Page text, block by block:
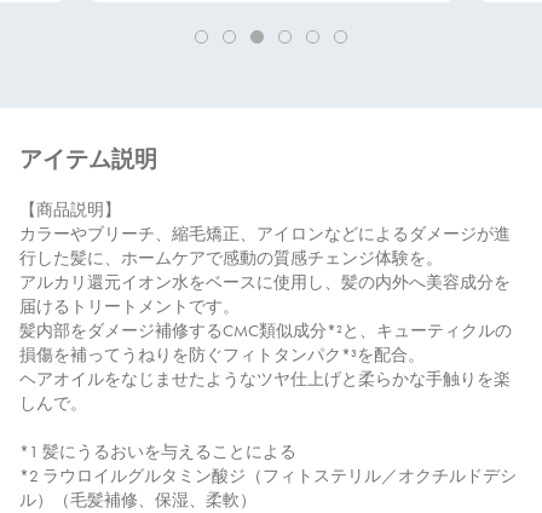
アイテム説明
【商品説明】
カラーやブリーチ、縮毛矯正、アイロンなどによるダメージが進
行した髪に、ホームケアで感動の質感チェンジ体験を。
アルカリ還元イオン水をベースに使用し、髪の内外へ美容成分を
届けるトリートメントです。
髪内部をダメージ補修するCMC類似成分*²と、キューティクルの
損傷を補ってうねりを防ぐフィトタンパク*³を配合。
ヘアオイルをなじませたようなツヤ仕上げと柔らかな手触りを楽
しんで。
*1 髪にうるおいを与えることによる
*2 ラウロイルグルタミン酸ジ（フィトステリル／オクチルドデシ
ル）（毛髪補修、保湿、柔軟）